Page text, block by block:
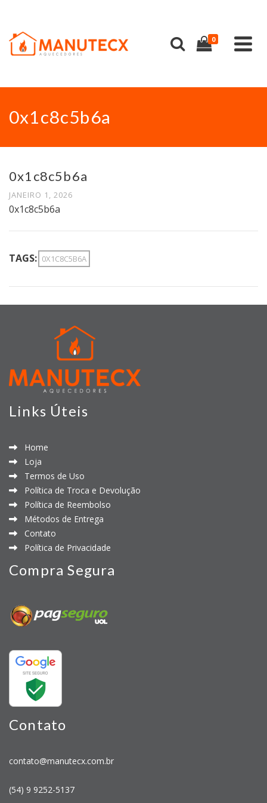
0
0x1c8c5b6a
0x1c8c5b6a
JANEIRO 1, 2026
0x1c8c5b6a
TAGS: 0X1C8C5B6A
Links Úteis
Home
Loja
Termos de Uso
Política de Troca e Devolução
Política de Reembolso
Métodos de Entrega
Contato
Política de Privacidade
Compra Segura
Contato
contato@manutecx.com.br
(54) 9 9252-5137